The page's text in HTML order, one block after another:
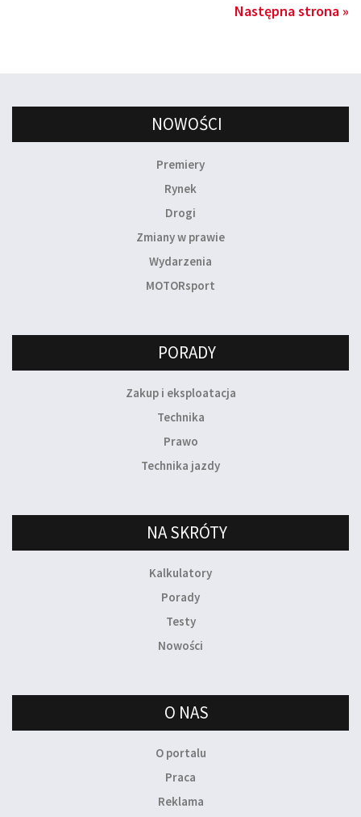
Następna strona »
NOWOŚCI
Premiery
Rynek
Drogi
Zmiany w prawie
Wydarzenia
MOTORsport
PORADY
Zakup i eksploatacja
Technika
Prawo
Technika jazdy
NA SKRÓTY
Kalkulatory
Porady
Testy
Nowości
O NAS
O portalu
Praca
Reklama